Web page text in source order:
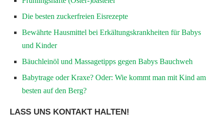
Die besten zuckerfreien Eisrezepte
Bewährte Hausmittel bei Erkältungskrankheiten für Babys
und Kinder
Bäuchleinöl und Massagetipps gegen Babys Bauchweh
Babytrage oder Kraxe? Oder: Wie kommt man mit Kind am
besten auf den Berg?
LASS UNS KONTAKT HALTEN!